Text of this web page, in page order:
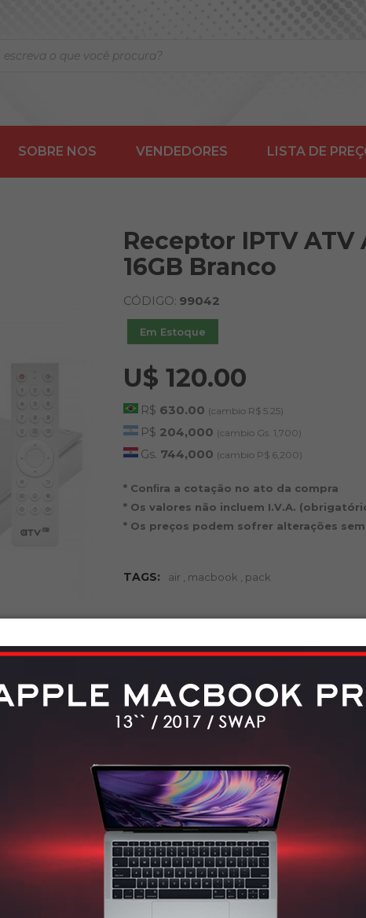
SOBRE NOS VENDEDORES LISTA DE
Receptor IPTV ATV
16GB Branco
CÓDIGO: 99042
Em Estoque
U$ 120.00
R$ 630.00 (cambio R$ 5.25)
P$ 204,000 (cambio Gs. 1,700)
Gs. 744,000 (cambio P$ 6,200)
* Conﬁra a cotação no ato da compra
* Os valores não incluem I.V.A.
* Os preços podem sofrer alterações
TAGS: air macbook pack